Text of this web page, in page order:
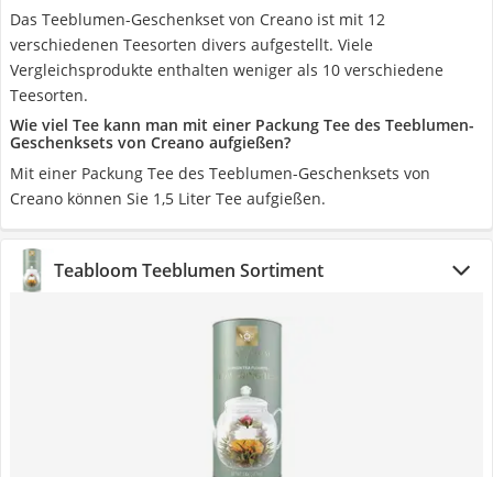
Das Teeblumen-Geschenkset von Creano ist mit 12
verschiedenen Teesorten divers aufgestellt. Viele
Vergleichsprodukte enthalten weniger als 10 verschiedene
Teesorten.
Wie viel Tee kann man mit einer Packung Tee des Teeblumen-
Geschenksets von Creano aufgießen?
Mit einer Packung Tee des Teeblumen-Geschenksets von
Creano können Sie 1,5 Liter Tee aufgießen.
Teabloom Teeblumen Sortiment